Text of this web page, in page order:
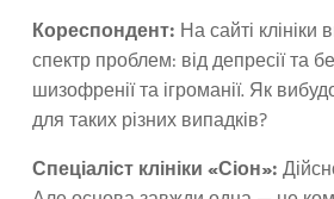
Кореспондент: На сайті
спектр проблем: від депресії та
шизофренії та ігроманії. Як
для таких різних випадків?
Спеціаліст клініки «Сіон»: